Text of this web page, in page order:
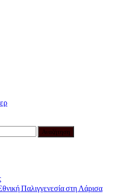
Παλιγγενεσία στη Λάρισα